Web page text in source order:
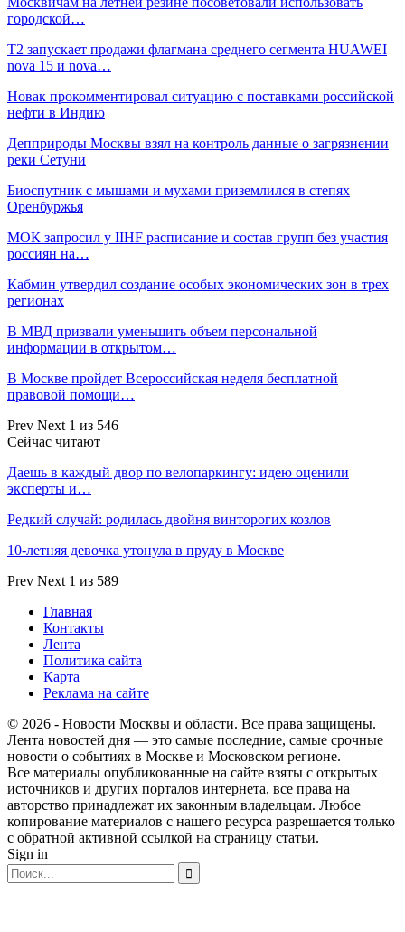
городской…
Т2 запускает продажи флагмана среднего сегмента HUAWEI
nova 15 и nova…
Новак прокомментировал ситуацию с поставками российской
нефти в Индию
Депприроды Москвы взял на контроль данные о загрязнении
реки Сетуни
Биоспутник с мышами и мухами приземлился в степях
Оренбуржья
МОК запросил у IIHF расписание и состав групп без участия
россиян на…
Кабмин утвердил создание особых экономических зон в трех
регионах
В МВД призвали уменьшить объем персональной
информации в открытом…
В Москве пройдет Всероссийская неделя бесплатной
правовой помощи…
Prev Next 1 из 546
Сейчас читают
Даешь в каждый двор по велопаркингу: идею оценили
эксперты и…
Редкий случай: родилась двойня винторогих козлов
10-летняя девочка утонула в пруду в Москве
Prev Next 1 из 589
Главная
Контакты
Лента
Политика сайта
Карта
Реклама на сайте
© 2026 - Новости Москвы и области. Все права защищены.
Лента новостей дня — это самые последние, самые срочные
новости о событиях в Москве и Московском регионе.
Все материалы опубликованные на сайте взяты с открытых
источников и других порталов интернета, все права на
авторство принадлежат их законным владельцам. Любое
копирование материалов с нашего ресурса разрешается только
с обратной активной ссылкой на страницу статьи.
Sign in